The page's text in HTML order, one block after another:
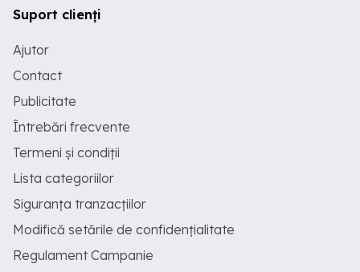
Suport clienți
Ajutor
Contact
Publicitate
Întrebări frecvente
Termeni și condiții
Lista categoriilor
Siguranța tranzacțiilor
Modifică setările de confidențialitate
Regulament Campanie